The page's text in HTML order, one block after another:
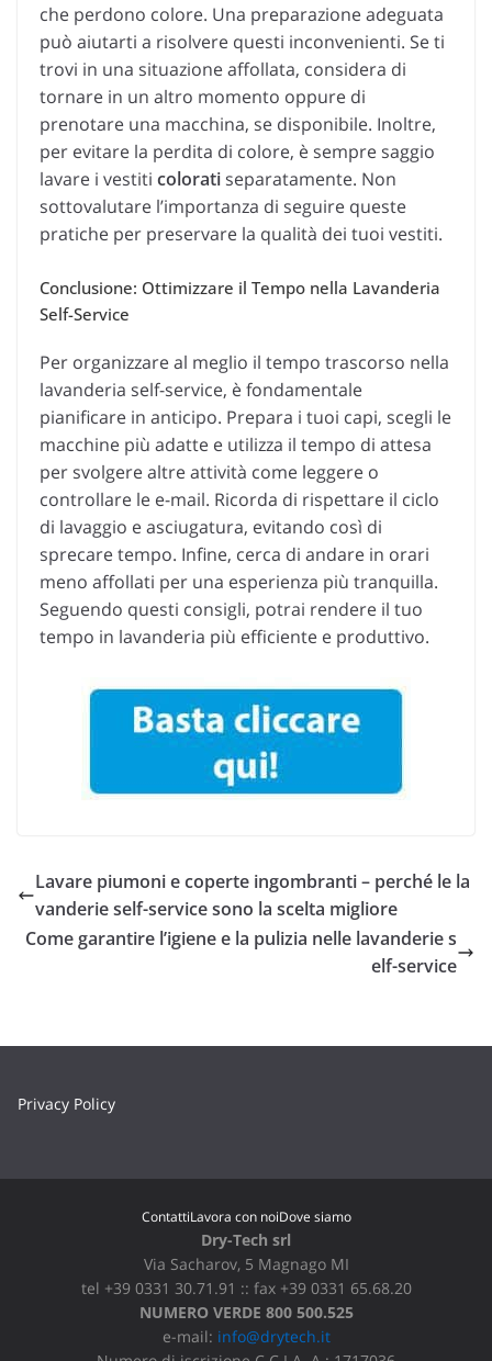
che perdono colore. Una preparazione adeguata
può aiutarti a risolvere questi inconvenienti. Se ti
trovi in una situazione affollata, considera di
tornare in un altro momento oppure di
prenotare una macchina, se disponibile. Inoltre,
per evitare la perdita di colore, è sempre saggio
lavare i vestiti colorati separatamente. Non
sottovalutare l’importanza di seguire queste
pratiche per preservare la qualità dei tuoi vestiti.
Conclusione: Ottimizzare il Tempo nella Lavanderia
Self-Service
Per organizzare al meglio il tempo trascorso nella
lavanderia self-service, è fondamentale
pianificare in anticipo. Prepara i tuoi capi, scegli le
macchine più adatte e utilizza il tempo di attesa
per svolgere altre attività come leggere o
controllare le e-mail. Ricorda di rispettare il ciclo
di lavaggio e asciugatura, evitando così di
sprecare tempo. Infine, cerca di andare in orari
meno affollati per una esperienza più tranquilla.
Seguendo questi consigli, potrai rendere il tuo
tempo in lavanderia più efficiente e produttivo.
Lavare piumoni e coperte ingombranti – perché le la
vanderie self-service sono la scelta migliore
Come garantire l’igiene e la pulizia nelle lavanderie s
elf-service
Privacy Policy
ContattiLavora con noiDove siamo
Dry-Tech srl
Via Sacharov, 5 Magnago MI
tel +39 0331 30.71.91 :: fax +39 0331 65.68.20
NUMERO VERDE 800 500.525
e-mail: info@drytech.it